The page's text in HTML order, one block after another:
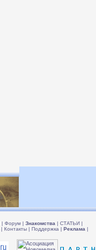
| Форум | Знакомства | СТАТЬИ |
| Контакты | Поддержка | Реклама |